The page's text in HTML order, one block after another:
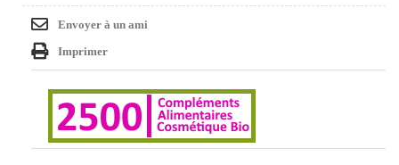
Envoyer à un ami
Imprimer